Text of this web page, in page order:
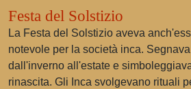
Festa del Solstizio
La Festa del Solstizio aveva
notevole per la società inca.
dall'inverno all'estate e
rinascita. Gli Inca svolgevano rituali